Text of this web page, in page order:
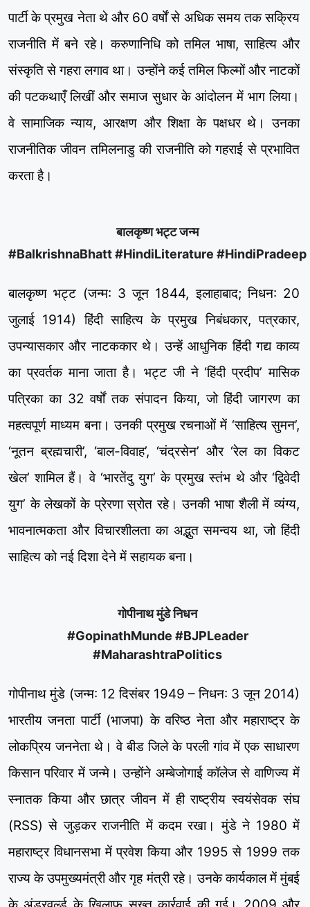
पार्टी के प्रमुख नेता थे और 60 वर्षों से अधिक समय तक सक्रिय
राजनीति में बने रहे। करुणानिधि को तमिल भाषा, साहित्य और
संस्कृति से गहरा लगाव था। उन्होंने कई तमिल फिल्मों और नाटकों
की पटकथाएँ लिखीं और समाज सुधार के आंदोलन में भाग लिया।
वे सामाजिक न्याय, आरक्षण और शिक्षा के पक्षधर थे। उनका
राजनीतिक जीवन तमिलनाडु की राजनीति को गहराई से प्रभावित
करता है।
बालकृष्ण भट्ट जन्म
#BalkrishnaBhatt #HindiLiterature #HindiPradeep
बालकृष्ण भट्ट (जन्म: 3 जून 1844, इलाहाबाद; निधन: 20
जुलाई 1914) हिंदी साहित्य के प्रमुख निबंधकार, पत्रकार,
उपन्यासकार और नाटककार थे। उन्हें आधुनिक हिंदी गद्य काव्य
का प्रवर्तक माना जाता है। भट्ट जी ने ‘हिंदी प्रदीप’ मासिक
पत्रिका का 32 वर्षों तक संपादन किया, जो हिंदी जागरण का
महत्वपूर्ण माध्यम बना। उनकी प्रमुख रचनाओं में ‘साहित्य सुमन’,
‘नूतन ब्रह्मचारी’, ‘बाल-विवाह’, ‘चंद्रसेन’ और ‘रेल का विकट
खेल’ शामिल हैं। वे ‘भारतेंदु युग’ के प्रमुख स्तंभ थे और ‘द्विवेदी
युग’ के लेखकों के प्रेरणा स्रोत रहे। उनकी भाषा शैली में व्यंग्य,
भावनात्मकता और विचारशीलता का अद्भुत समन्वय था, जो हिंदी
साहित्य को नई दिशा देने में सहायक बना।
गोपीनाथ मुंडे निधन
#GopinathMunde #BJPLeader
#MaharashtraPolitics
गोपीनाथ मुंडे (जन्म: 12 दिसंबर 1949 – निधन: 3 जून 2014)
भारतीय जनता पार्टी (भाजपा) के वरिष्ठ नेता और महाराष्ट्र के
लोकप्रिय जननेता थे। वे बीड जिले के परली गांव में एक साधारण
किसान परिवार में जन्मे। उन्होंने अम्बेजोगाई कॉलेज से वाणिज्य में
स्नातक किया और छात्र जीवन में ही राष्ट्रीय स्वयंसेवक संघ
(RSS) से जुड़कर राजनीति में कदम रखा। मुंडे ने 1980 में
महाराष्ट्र विधानसभा में प्रवेश किया और 1995 से 1999 तक
राज्य के उपमुख्यमंत्री और गृह मंत्री रहे। उनके कार्यकाल में मुंबई